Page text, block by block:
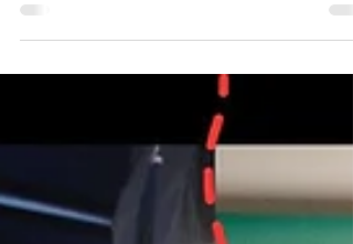
Welche Inhalte willst du damit produzieren? Eine
fundierte Bedarfsanalyse ist der Schlüssel, ...